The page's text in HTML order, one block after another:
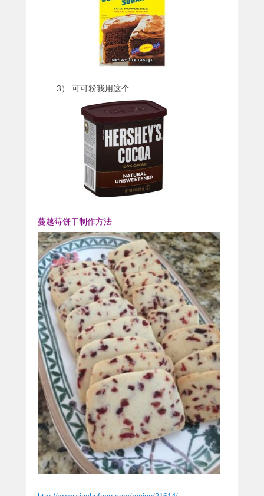
3） 可可粉我用这个
蔓越莓饼干制作方法